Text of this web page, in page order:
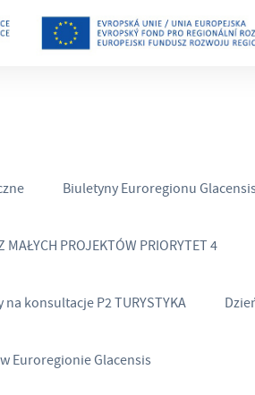
Biuletyny Euroregionu
MAŁYCH PROJEKTÓW PRIORYTET 4
konsultacje P2 TURYSTYKA
Euroregionie Glacensis